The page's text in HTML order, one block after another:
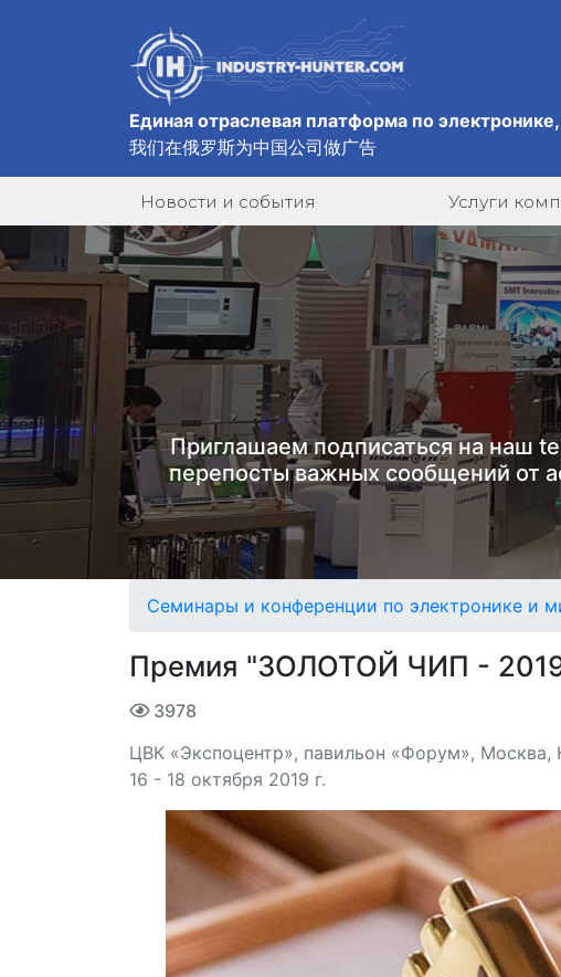
Единая отраслевая платформа по
我们在俄罗斯为中国公司做广告
Новости и события Услуги
Приглашаем подписаться на наш
перепосты важных сообщений от
Семинары и конференции по электронике и
Премия "ЗОЛОТОЙ ЧИП -
3978
ЦВК «Экспоцентр», павильон «Форум», Москва,
16 - 18 октября 2019 г.